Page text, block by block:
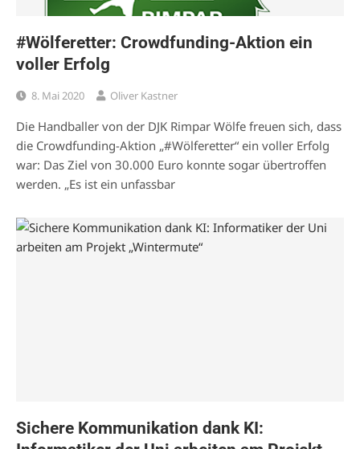
#Wölferetter: Crowdfunding-Aktion ein
voller Erfolg
8. Mai 2020 Oliver Kastner
Die Handballer von der DJK Rimpar Wölfe freuen sich, dass
die Crowdfunding-Aktion „#Wölferetter“ ein voller Erfolg
war: Das Ziel von 30.000 Euro konnte sogar übertroffen
werden. „Es ist ein unfassbar
Sichere Kommunikation dank KI: